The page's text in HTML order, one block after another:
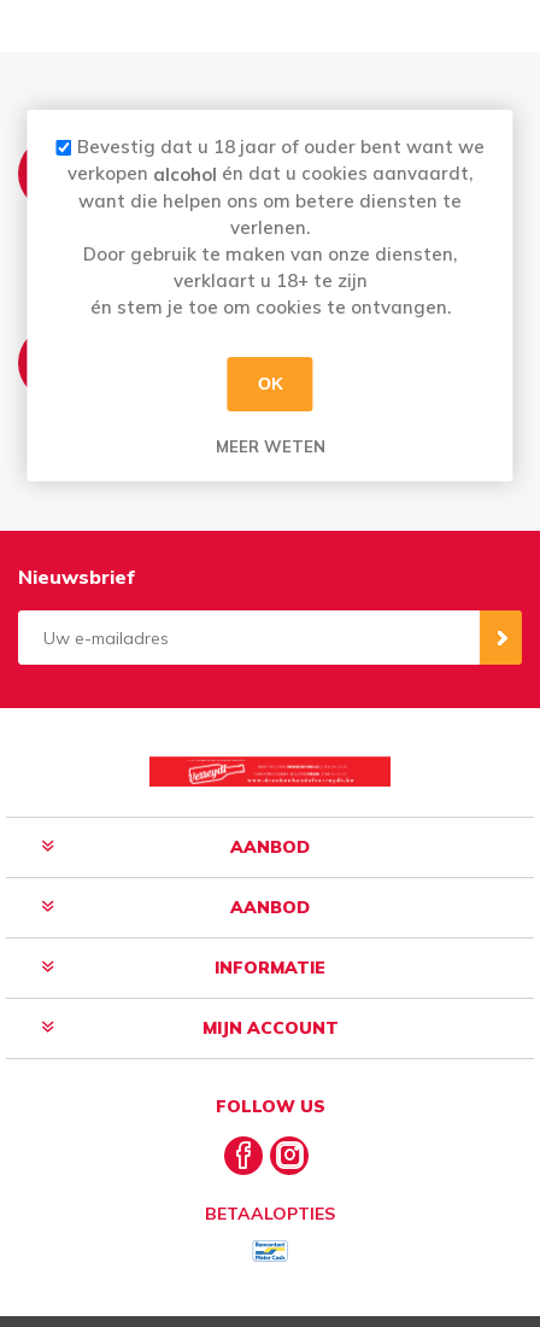
THUISLEVERING:
Zo t.e.m. Vrij: Vóór 12u besteld = morgen in
huis
Bestellingen op zaterdag worden maandag
geleverd
Di t.e.m. Za: Uw bestelling staat 3 uur later al
vanaf dinsdag afhalen
Nieuwsbrief
AANBOD
AANBOD
INFORMATIE
MIJN ACCOUNT
FOLLOW US
BETAALOPTIES
Bevestig dat u 18 jaar of ouder bent want we
verkopen alcohol én dat u cookies aanvaardt,
want die helpen ons om betere diensten te
verlenen.
Door gebruik te maken van onze diensten,
verklaart u 18+ te zijn
én stem je toe om cookies te ontvangen.
OK
MEER WETEN